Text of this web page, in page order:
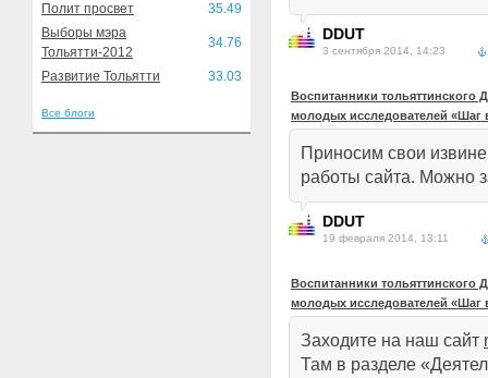
Полит просвет
35.49
Выборы мэра
Тольятти-2012
34.76
Развитие Тольятти 33.03
Все блоги
DDUT
3 сентября 2014, 14:23
Воспитанники тольяттинского
молодых исследователей «Шаг
Приносим свои
работы сайта. Можно
DDUT
19 февраля 2014, 13:11
Воспитанники тольяттинского
молодых исследователей «Шаг
Заходите на наш сайт
Там в разделе